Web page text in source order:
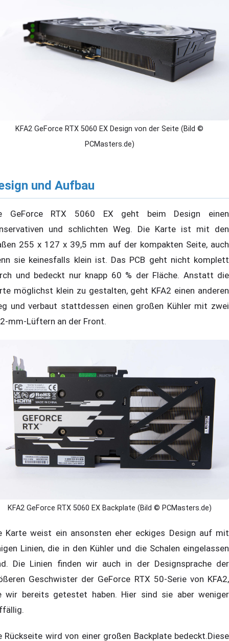
KFA2 GeForce RTX 5060 EX Design von der Seite (Bild ©
PCMasters.de)
und Aufbau
GeForce RTX 5060 EX geht beim Design einen
und schlichten Weg. Die Karte ist mit den
255 x 127 x 39,5 mm auf der kompakten Seite, auch
sie keinesfalls klein ist. Das PCB geht nicht komplett
und bedeckt nur knapp 60 % der Fläche. Anstatt die
möglichst klein zu gestalten, geht KFA2 einen anderen
und verbaut stattdessen einen großen Kühler mit zwei
mm-Lüftern an der Front.
KFA2 GeForce RTX 5060 EX Backplate (Bild © PCMasters.de)
Karte weist ein ansonsten eher eckiges Design auf mit
Linien, die in den Kühler und die Schalen eingelassen
Die Linien finden wir auch in der Designsprache der
Geschwister der GeForce RTX 50-Serie von KFA2,
wir bereits getestet haben. Hier sind sie aber weniger
Rückseite wird von einer großen Backplate bedeckt.Diese